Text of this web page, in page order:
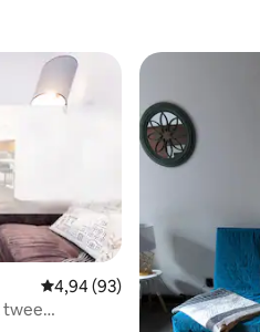
Gemiddelde beoordeling
4,94 (93)
twee